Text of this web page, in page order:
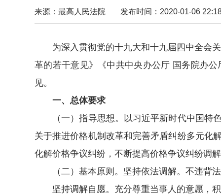
来源：最高人民法院 发布时间：2020-01-06
为深入贯彻党的十九大和十九届四中全会关
革的若干意见》《中共中央办公厅 国务院办
见。
一、总体要求
（一）指导思想。以习近平新时代中国特色
关于推进价格机制改革和完善矛盾纠纷多元化
化解价格争议纠纷，不断提高价格争议纠纷调
（二）基本原则。坚持依法调解。不违背法
坚持调解自愿。充分尊重当事人的意愿，积